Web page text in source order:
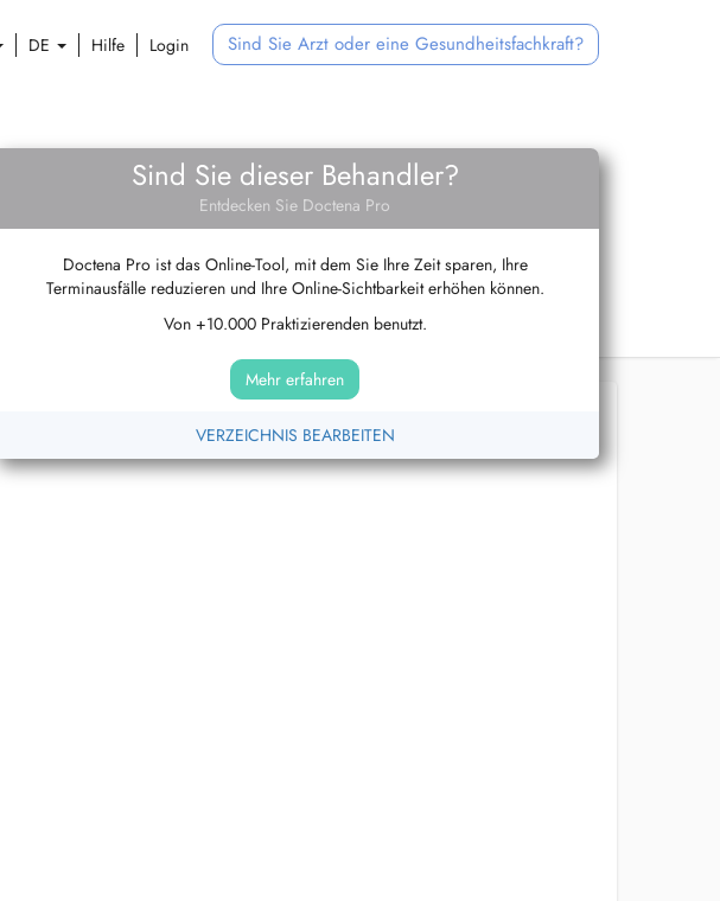
DE Hilfe Login Sind Sie Arzt oder eine Gesundheitsfachkraft?
Sind Sie dieser Behandler?
Entdecken Sie Doctena Pro
Doctena Pro ist das Online-Tool, mit dem Sie Ihre Zeit sparen, Ihre
Terminausfälle reduzieren und Ihre Online-Sichtbarkeit erhöhen können.
Von +10.000 Praktizierenden benutzt.
Mehr erfahren
VERZEICHNIS BEARBEITEN